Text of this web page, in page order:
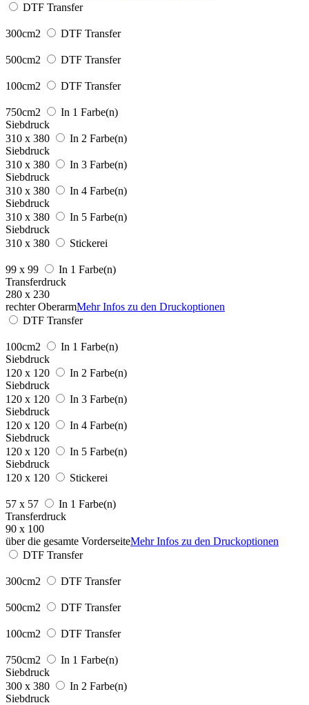
DTF Transfer
300cm2 DTF Transfer
500cm2 DTF Transfer
100cm2 DTF Transfer
750cm2
In 1 Farbe(n)
Siebdruck
310 x 380
In 2 Farbe(n)
Siebdruck
310 x 380
In 3 Farbe(n)
Siebdruck
310 x 380
In 4 Farbe(n)
Siebdruck
310 x 380
In 5 Farbe(n)
Siebdruck
310 x 380
Stickerei
99 x 99
In 1 Farbe(n)
Transferdruck
280 x 230
rechter OberarmMehr Infos zu den Druckoptionen
DTF Transfer
100cm2
In 1 Farbe(n)
Siebdruck
120 x 120
In 2 Farbe(n)
Siebdruck
120 x 120
In 3 Farbe(n)
Siebdruck
120 x 120
In 4 Farbe(n)
Siebdruck
120 x 120
In 5 Farbe(n)
Siebdruck
120 x 120
Stickerei
57 x 57
In 1 Farbe(n)
Transferdruck
90 x 100
über die gesamte VorderseiteMehr Infos zu den Druckoptionen
DTF Transfer
300cm2 DTF Transfer
500cm2 DTF Transfer
100cm2 DTF Transfer
750cm2
In 1 Farbe(n)
Siebdruck
300 x 380
In 2 Farbe(n)
Siebdruck